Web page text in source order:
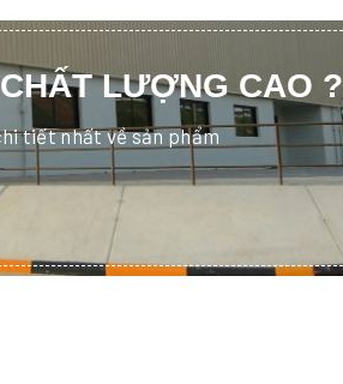
LƯỢNG CAO ?
tiết nhất về sản phẩm